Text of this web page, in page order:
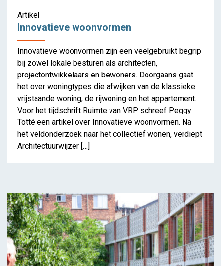
Woongebouw Im Gut
Artikel
Innovatieve woonvormen
Innovatieve woonvormen zijn een veelgebruikt begrip
bij zowel lokale besturen als architecten,
projectontwikkelaars en bewoners. Doorgaans gaat
het over woningtypes die afwijken van de klassieke
vrijstaande woning, de rijwoning en het appartement.
Voor het tijdschrift Ruimte van VRP schreef Peggy
Totté een artikel over Innovatieve woonvormen. Na
het veldonderzoek naar het collectief wonen, verdiept
Architectuurwijzer […]